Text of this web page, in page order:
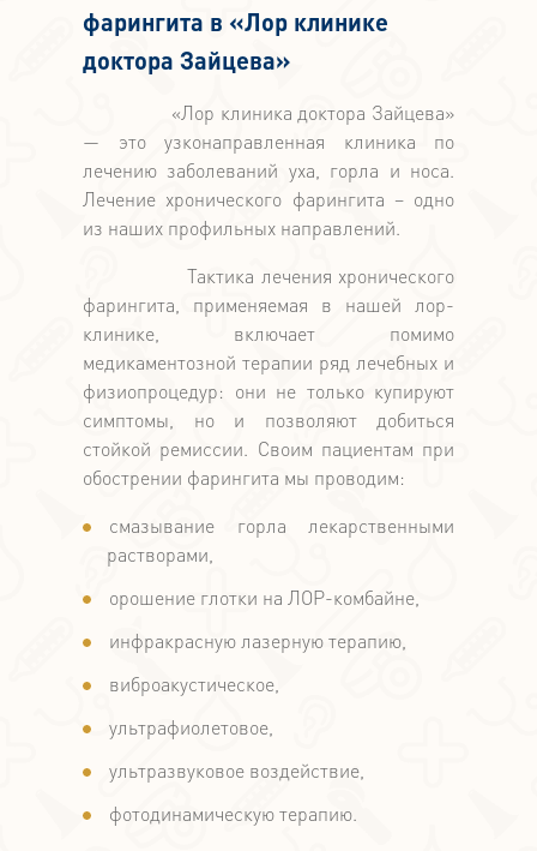
фарингита в «Лор клинике
доктора Зайцева»
«Лор клиника доктора Зайцева»
— это узконаправленная клиника по
лечению заболеваний уха, горла и носа.
Лечение хронического фарингита – одно
из наших профильных направлений.
Тактика лечения хронического
фарингита, применяемая в нашей лор-
клинике, включает помимо
медикаментозной терапии ряд лечебных и
физиопроцедур: они не только купируют
симптомы, но и позволяют добиться
стойкой ремиссии. Своим пациентам при
обострении фарингита мы проводим:
смазывание горла лекарственными
растворами,
орошение глотки на ЛОР-комбайне,
инфракрасную лазерную терапию,
виброакустическое,
ультрафиолетовое,
ультразвуковое воздействие,
фотодинамическую терапию.